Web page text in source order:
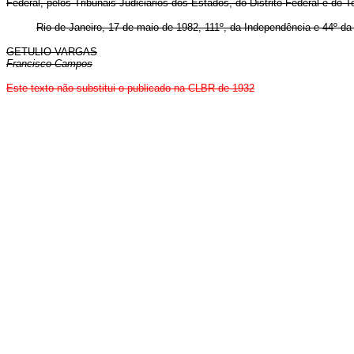
Federal, pelos Tribunais Judiciários dos Estados, do Distrito Federal e do
Rio de Janeiro, 17 de maio de 1982, 111º, da Independência e 44º
GETULIO VARGAS
Francisco Campos
Este texto não substitui o publicado na CLBR de 1932